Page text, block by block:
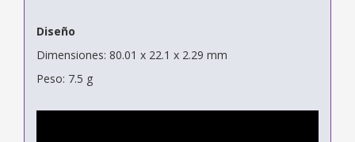
Diseño
Dimensiones: 80.01 x 22.1 x 2.29 mm
Peso: 7.5 g